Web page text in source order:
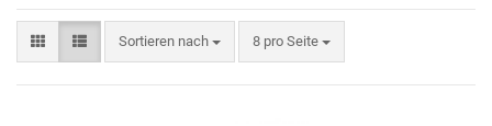
Sortieren nach 8 pro Seite